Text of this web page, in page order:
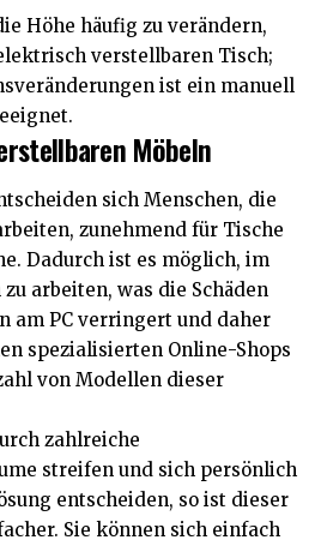
Höhe häufig zu verändern,
verstellbaren Tisch;
ist ein manuell
Möbeln
sich Menschen, die
zunehmend für Tische
Dadurch ist es möglich, im
arbeiten, was die Schäden
am PC verringert und daher
spezialisierten Online-Shops
von Modellen dieser
zahlreiche
streifen und sich persönlich
entscheiden, so ist dieser
Sie können sich einfach